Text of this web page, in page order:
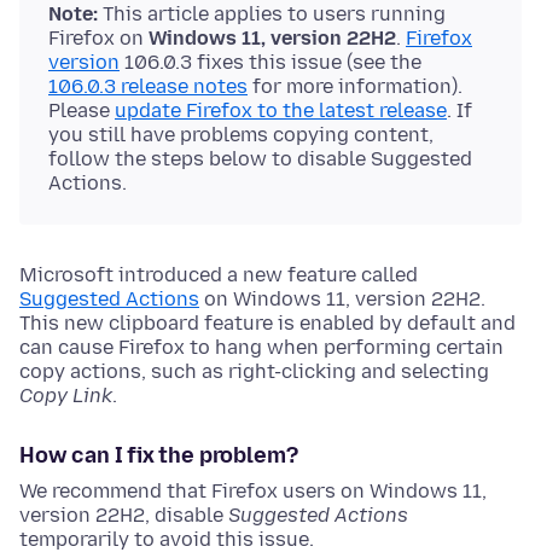
Note: This article applies to users running
Firefox on Windows 11, version 22H2. Firefox
version 106.0.3 fixes this issue (see the
106.0.3 release notes for more information).
Please update Firefox to the latest release. If
you still have problems copying content,
follow the steps below to disable Suggested
Actions.
Microsoft introduced a new feature called
Suggested Actions on Windows 11, version 22H2.
This new clipboard feature is enabled by default and
can cause Firefox to hang when performing certain
copy actions, such as right-clicking and selecting
Copy Link.
How can I fix the problem?
We recommend that Firefox users on Windows 11,
version 22H2, disable Suggested Actions
temporarily to avoid this issue.